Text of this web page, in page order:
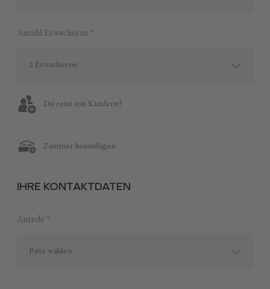
Anzahl Erwachsene *
2 Erwachsene
Du reist mit Kindern?
Zimmer hinzufügen
IHRE KONTAKTDATEN
Anrede *
Bitte wählen